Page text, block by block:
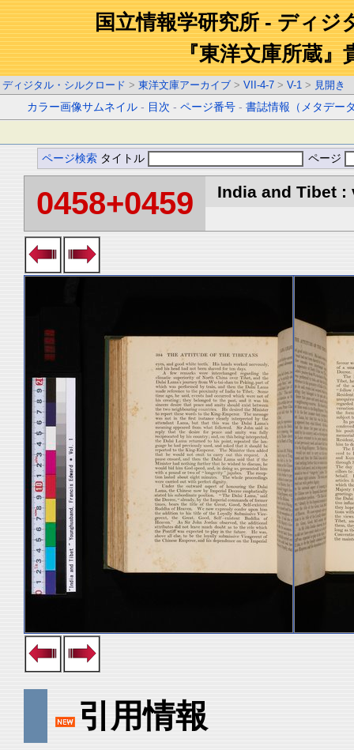
国立情報学研究所 - ディジ
『東洋文庫所蔵』
ディジタル・シルクロード > 東洋文庫アーカイブ > VII-4-7 > V-1 > 見開き
カラー画像サムネイル - 目次 -ページ番号 -書誌情報（メタデー
ページ検索 タイトル ページ
0458+0459 India and Tibet :
引用情報